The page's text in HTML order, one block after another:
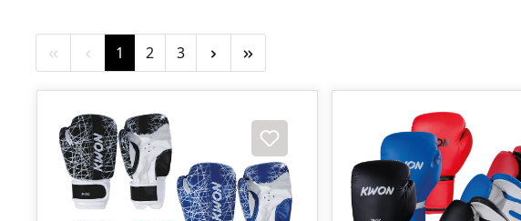
Seite
1 Seite
2 Seite
3